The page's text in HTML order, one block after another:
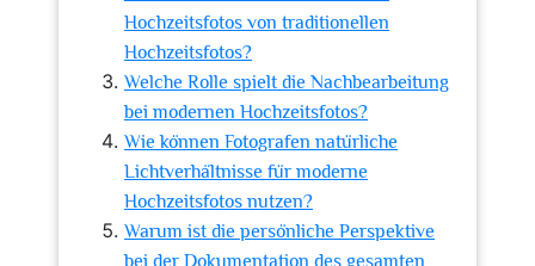
Hochzeitsfotos von traditionellen
Hochzeitsfotos?
Welche Rolle spielt die Nachbearbeitung
bei modernen Hochzeitsfotos?
Wie können Fotografen natürliche
Lichtverhältnisse für moderne
Hochzeitsfotos nutzen?
Warum ist die persönliche Perspektive
bei der Dokumentation des gesamten